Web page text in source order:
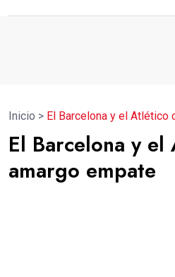
Inicio > El Barcelona y el Atlético
El Barcelona y
amargo empate